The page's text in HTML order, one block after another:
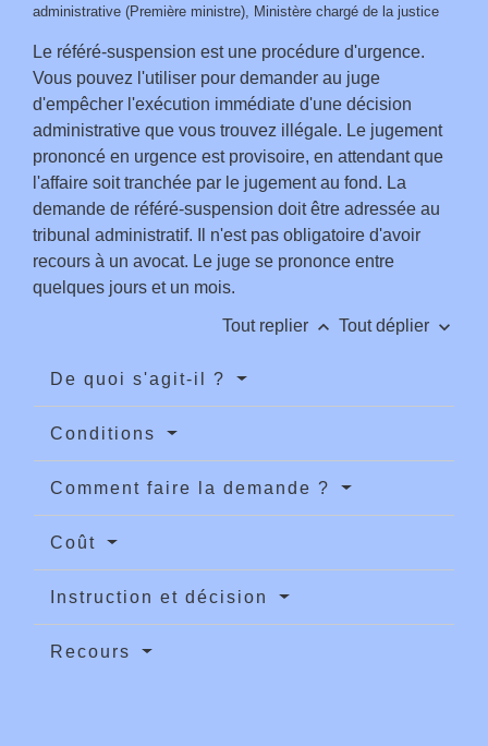
administrative (Première ministre), Ministère chargé de la justice
Le référé-suspension est une procédure d'urgence.
Vous pouvez l'utiliser pour demander au juge
d'empêcher l'exécution immédiate d'une décision
administrative que vous trouvez illégale. Le jugement
prononcé en urgence est provisoire, en attendant que
l'affaire soit tranchée par le jugement au fond. La
demande de référé-suspension doit être adressée au
tribunal administratif. Il n'est pas obligatoire d'avoir
recours à un avocat. Le juge se prononce entre
quelques jours et un mois.
Tout replier keyboard_arrow_up Tout déplier keyboard_arrow_down
De quoi s'agit-il ?
Conditions
Comment faire la demande ?
Coût
Instruction et décision
Recours